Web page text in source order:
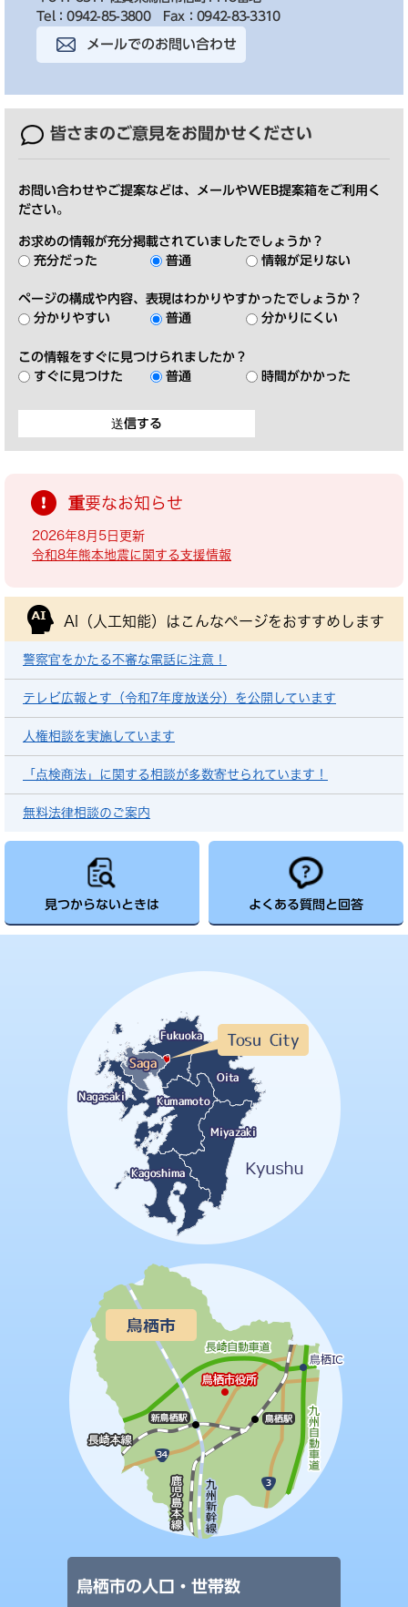
Tel：0942-85-3800
Fax：0942-83-3310
メールでのお問い合わせ
皆さまのご意見をお聞かせください
お問い合わせやご提案などは、メールやWEB提案箱をご利用く
ださい。
お求めの情報が充分掲載されていましたでしょうか？
充分だった
普通 情報が足りない
ページの構成や内容、表現はわかりやすかったでしょうか？
分かりやすい
普通 分かりにくい
この情報をすぐに見つけられましたか？
すぐに見つけた
普通 時間がかかった
重要なお知らせ
2026年8月5日更新
令和8年熊本地震に関する支援情報
AI（人工知能）は こんなページをおすすめします
警察官をかたる不審な電話に注意！
テレビ広報とす（令和7年度放送分）を公開しています
人権相談を実施しています
「点検商法」に関する相談が多数寄せられています！
無料法律相談のご案内
見つからないときは よくある質問と回答
鳥栖市の人口・世帯数